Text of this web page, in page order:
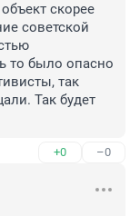
скорее
советской
то было опасно
так
Так будет
+0 –0